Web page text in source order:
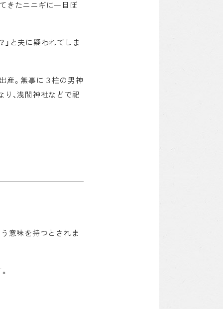
きたニニギに一目ぼ
と夫に疑われてしま
産。無事に３柱の男神
、浅間神社などで祀
意味を持つとされま